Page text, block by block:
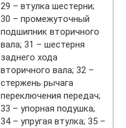
29 – втулка шестерни;
30 – промежуточный
подшипник вторичного
вала; 31 – шестерня
заднего хода
вторичного вала; 32 –
стержень рычага
переключения передач;
33 – упорная подушка;
34 – упругая втулка; 35 –